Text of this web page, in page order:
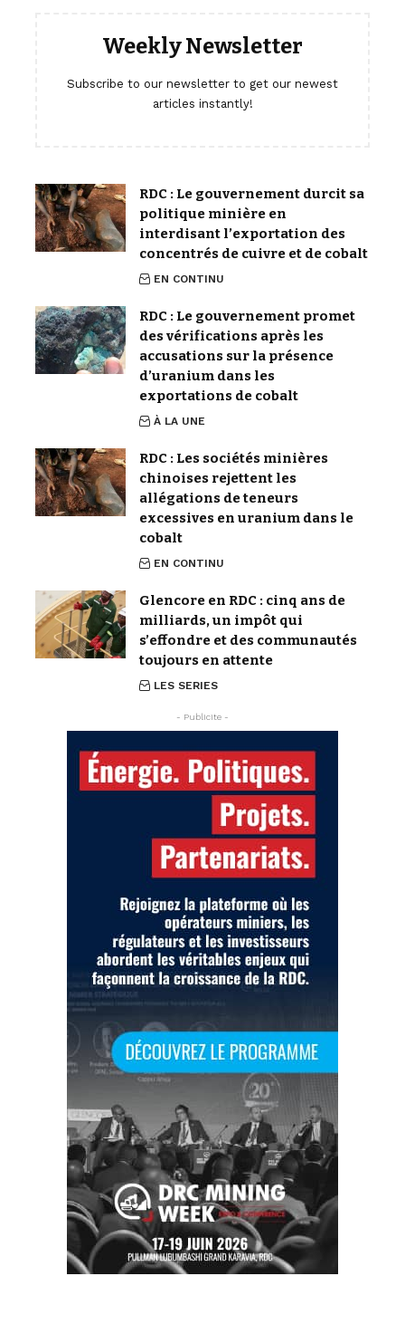
Weekly Newsletter
Subscribe to our newsletter to get our newest
articles instantly!
RDC : Le gouvernement durcit sa
politique minière en
interdisant l’exportation des
concentrés de cuivre et de cobalt
EN CONTINU
RDC : Le gouvernement promet
des vérifications après les
accusations sur la présence
d’uranium dans les
exportations de cobalt
À LA UNE
RDC : Les sociétés minières
chinoises rejettent les
allégations de teneurs
excessives en uranium dans le
cobalt
EN CONTINU
Glencore en RDC : cinq ans de
milliards, un impôt qui
s’effondre et des communautés
toujours en attente
LES SERIES
- Publicite -